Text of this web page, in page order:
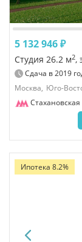
5 132 946 ₽
Студия 26.2 м2,
Сдача в2019
Москва, Юго-
Стахановская
Ипотека 8.2%